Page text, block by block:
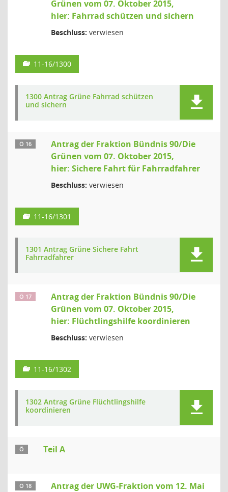
Grünen vom 07. Oktober 2015,
hier: Fahrrad schützen und sichern
Beschluss: verwiesen
11-16/1300
1300 Antrag Grüne Fahrrad schützen
und sichern
Ö 16
Antrag der Fraktion Bündnis 90/Die
Grünen vom 07. Oktober 2015,
hier: Sichere Fahrt für Fahrradfahrer
Beschluss: verwiesen
11-16/1301
1301 Antrag Grüne Sichere Fahrt
Fahrradfahrer
Ö 17
Antrag der Fraktion Bündnis 90/Die
Grünen vom 07. Oktober 2015,
hier: Flüchtlingshilfe koordinieren
Beschluss: verwiesen
11-16/1302
1302 Antrag Grüne Flüchtlingshilfe
koordinieren
Ö Teil A
Ö 18
Antrag der UWG-Fraktion vom 12. Mai